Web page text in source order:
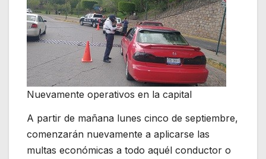
Nuevamente operativos en la capital
A partir de mañana lunes cinco de septiembre,
comenzarán nuevamente a aplicarse las
multas económicas a todo aquél conductor o